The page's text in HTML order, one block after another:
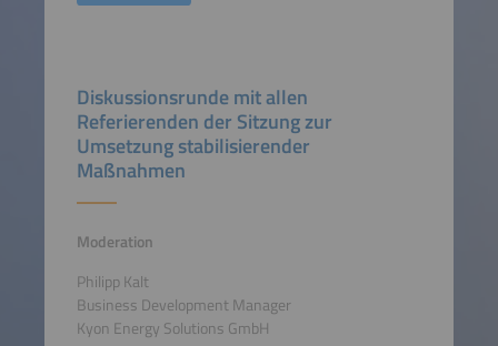
Diskussionsrunde mit allen
Referierenden der Sitzung zur
Umsetzung stabilisierender
Maßnahmen
Moderation
Philipp Kalt
Business Development Manager
Kyon Energy Solutions GmbH